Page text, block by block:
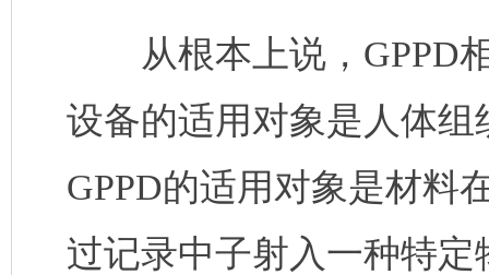
从根本上说，GPPD相
设备的适用对象是人体
GPPD的适用对象是材料
过记录中子射入一种特